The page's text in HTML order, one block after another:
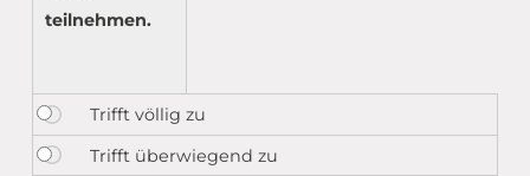
teilnehmen.